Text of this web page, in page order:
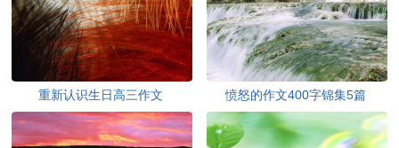
重新认识生日高三作文 愤怒的作文400字锦集5篇